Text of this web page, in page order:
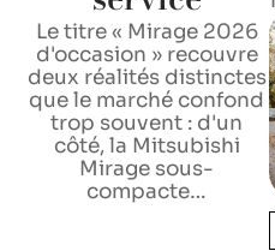
Le titre « Mirage 2026
d'occasion » recouvre
deux réalités distinctes
que le marché confond
trop souvent : d'un
côté, la Mitsubishi
Mirage sous-
compacte…